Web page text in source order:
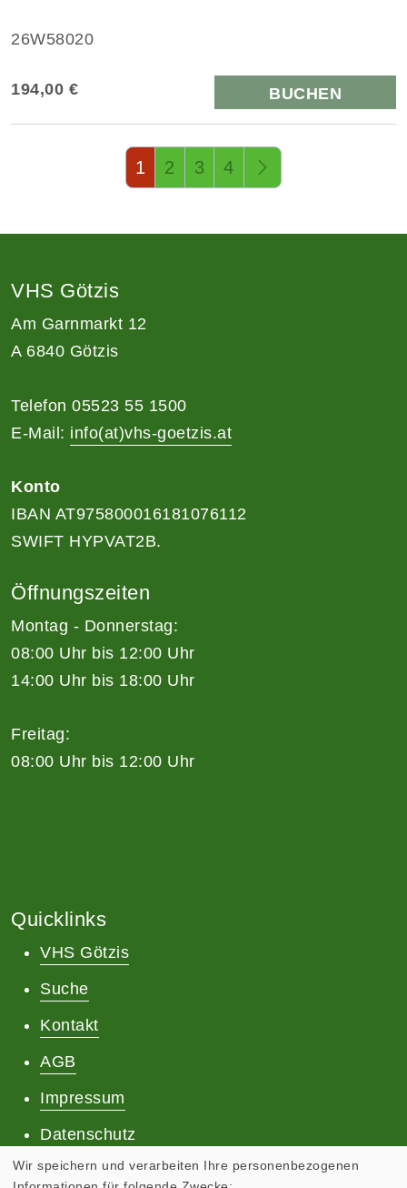
26W58020
194,00 € BUCHEN
1 2 3 4
VHS Götzis
Am Garnmarkt 12
A 6840 Götzis
Telefon 05523 55 1500
E-Mail: info(at)vhs-goetzis.at
Konto
IBAN AT975800016181076112
SWIFT HYPVAT2B.
Öffnungszeiten
Montag - Donnerstag:
08:00 Uhr bis 12:00 Uhr
14:00 Uhr bis 18:00 Uhr
Freitag:
08:00 Uhr bis 12:00 Uhr
Quicklinks
VHS Götzis
Suche
Kontakt
AGB
Impressum
Datenschutz
Wir speichern und verarbeiten Ihre personenbezogenen